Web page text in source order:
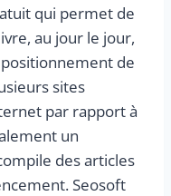
qui permet de
au jour le jour,
de
sites
par rapport à
un
des articles
Seosoft